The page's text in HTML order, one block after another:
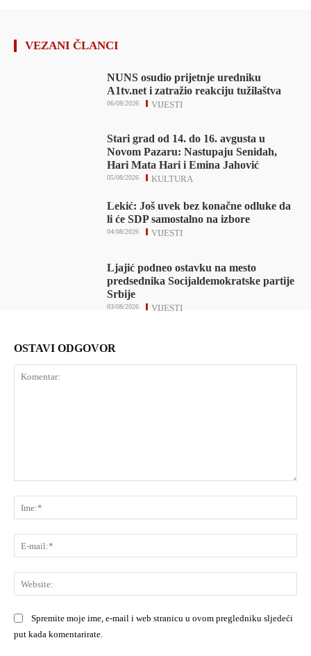
VEZANI ČLANCI
NUNS osudio prijetnje uredniku
A1tv.net i zatražio reakciju tužilaštva
VIJESTI
06/08/2026
Stari grad od 14. do 16. avgusta u
Novom Pazaru: Nastupaju Senidah,
Hari Mata Hari i Emina Jahović
KULTURA
05/08/2026
Lekić: Još uvek bez konačne odluke da
li će SDP samostalno na izbore
VIJESTI
04/08/2026
Ljajić podneo ostavku na mesto
predsednika Socijaldemokratske partije
Srbije
VIJESTI
03/08/2026
OSTAVI ODGOVOR
Spremite moje ime, e-mail i web stranicu u ovom pregledniku sljedeći
put kada komentarirate.